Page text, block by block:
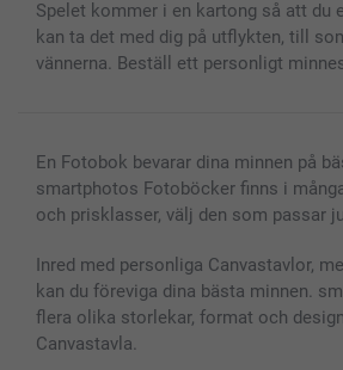
Spelet kommer i en kartong så att du
kan ta det med dig på utflykten, till
vännerna. Beställ ett personligt
En Fotobok bevarar dina minnen på
smartphotos Fotoböcker finns i
och prisklasser, välj den som passar
Inred med personliga Canvastavlor,
kan du föreviga dina bästa minnen.
flera olika storlekar, format och
Canvastavla.